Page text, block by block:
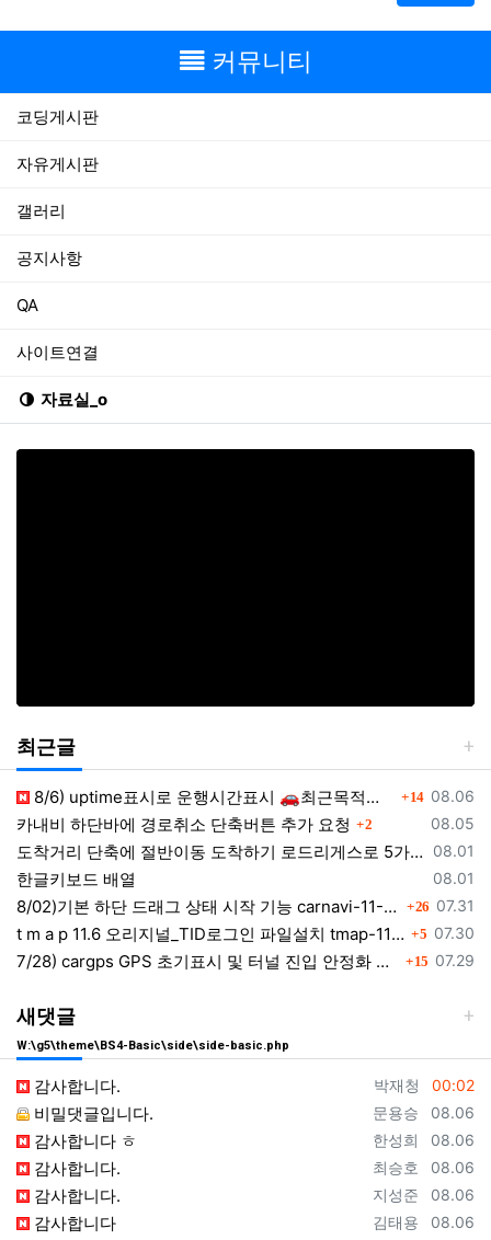
커뮤니티
코딩게시판
자유게시판
갤러리
공지사항
QA
사이트연결
자료실_o
최근글
등록일
08.06
8/6) uptime표시로 운행시간표시 🚗최근목적지 바로가기 및 ⛔이전화면이동과 260806 댓글
14
등록일
08.05
카내비 하단바에 경로취소 단축버튼 추가 요청 댓글
2
등록일
08.01
도착거리 단축에 절반이동 도착하기 로드리게스로 5가지를 한 번에 배우세요
등록일
08.01
한글키보드 배열
등록일
07.31
8/02)기본 하단 드래그 상태 시작 기능 carnavi-11-6-0-3944_cargps_260802.apk 댓글
26
등록일
07.30
t m a p 11.6 오리지널_TID로그인 파일설치 tmap-11-6-0-3944_org signed.apk 댓글
5
등록일
07.29
7/28) cargps GPS 초기표시 및 터널 진입 안정화 개선 carnavi-11-4-2-3880_cargps_260728.apk 댓글
15
새댓글
W:\g5\theme\BS4-Basic\side\side-basic.php
등록자
박재청 등록일
00:02
감사합니다.
등록자
문용승 등록일
08.06
비밀댓글입니다.
등록자
한성희 등록일
08.06
감사합니다 ㅎ
등록자
최승호 등록일
08.06
감사합니다.
등록자
지성준 등록일
08.06
감사합니다.
등록자
김태용 등록일
08.06
감사합니다